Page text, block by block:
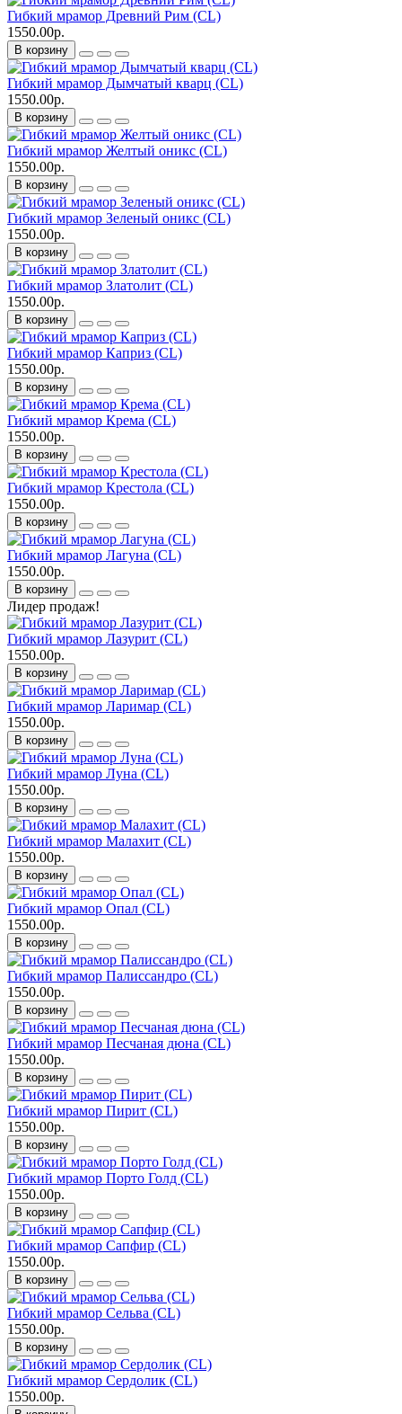
Гибкий мрамор Древний Рим (CL)
1550.00р.
В корзину
Гибкий мрамор Дымчатый кварц (CL)
1550.00р.
В корзину
Гибкий мрамор Желтый оникс (CL)
1550.00р.
В корзину
Гибкий мрамор Зеленый оникс (CL)
1550.00р.
В корзину
Гибкий мрамор Златолит (CL)
1550.00р.
В корзину
Гибкий мрамор Каприз (CL)
1550.00р.
В корзину
Гибкий мрамор Крема (CL)
1550.00р.
В корзину
Гибкий мрамор Крестола (CL)
1550.00р.
В корзину
Гибкий мрамор Лагуна (CL)
1550.00р.
В корзину
Лидер продаж!
Гибкий мрамор Лазурит (CL)
1550.00р.
В корзину
Гибкий мрамор Ларимар (CL)
1550.00р.
В корзину
Гибкий мрамор Луна (CL)
1550.00р.
В корзину
Гибкий мрамор Малахит (CL)
1550.00р.
В корзину
Гибкий мрамор Опал (CL)
1550.00р.
В корзину
Гибкий мрамор Палиссандро (CL)
1550.00р.
В корзину
Гибкий мрамор Песчаная дюна (CL)
1550.00р.
В корзину
Гибкий мрамор Пирит (CL)
1550.00р.
В корзину
Гибкий мрамор Порто Голд (CL)
1550.00р.
В корзину
Гибкий мрамор Сапфир (CL)
1550.00р.
В корзину
Гибкий мрамор Сельва (CL)
1550.00р.
В корзину
Гибкий мрамор Сердолик (CL)
1550.00р.